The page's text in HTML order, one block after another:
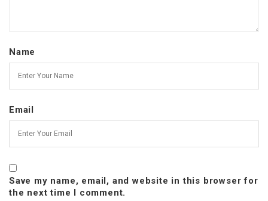
Name
Email
Save my name, email, and website in this browser for
the next time I comment.